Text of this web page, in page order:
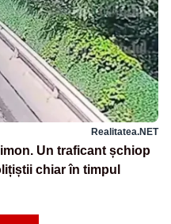
Realitatea.NET
Un traficant șchiop
chiar în timpul